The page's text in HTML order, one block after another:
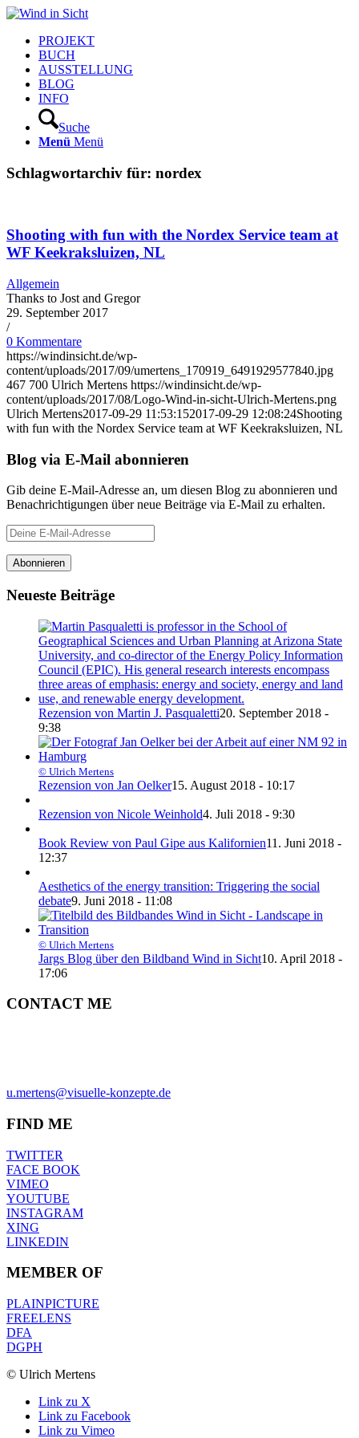
PROJEKT
BUCH
AUSSTELLUNG
BLOG
INFO
Suche
Menü Menü
Schlagwortarchiv für: nordex
Shooting with fun with the Nordex Service team at
WF Keekraksluizen, NL
Allgemein
Thanks to Jost and Gregor
29. September 2017
/
0 Kommentare
https://windinsicht.de/wp-
content/uploads/2017/09/umertens_170919_6491929577840.jpg
467 700 Ulrich Mertens https://windinsicht.de/wp-
content/uploads/2017/08/Logo-Wind-in-sicht-Ulrich-Mertens.png
Ulrich Mertens2017-09-29 11:53:152017-09-29 12:08:24Shooting
with fun with the Nordex Service team at WF Keekraksluizen, NL
Blog via E-Mail abonnieren
Gib deine E-Mail-Adresse an, um diesen Blog zu abonnieren und
Benachrichtigungen über neue Beiträge via E-Mail zu erhalten.
Deine
E-
Mail-
Adresse
Abonnieren
Neueste Beiträge
Rezension von Martin J. Pasqualetti20. September 2018 -
9:38
© Ulrich Mertens
Rezension von Jan Oelker15. August 2018 - 10:17
Rezension von Nicole Weinhold4. Juli 2018 - 9:30
Book Review von Paul Gipe aus Kalifornien11. Juni 2018 -
12:37
Aesthetics of the energy transition: Triggering the social
debate9. Juni 2018 - 11:08
© Ulrich Mertens
Jargs Blog über den Bildband Wind in Sicht10. April 2018 -
17:06
CONTACT ME
u.mertens@visuelle-konzepte.de
FIND ME
TWITTER
FACE BOOK
VIMEO
YOUTUBE
INSTAGRAM
XING
LINKEDIN
MEMBER OF
PLAINPICTURE
FREELENS
DFA
DGPH
© Ulrich Mertens
Link zu X
Link zu Facebook
Link zu Vimeo